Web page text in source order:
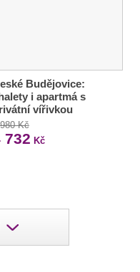
Budějovice:
i apartmá s
vířivkou
Kč
732 Kč